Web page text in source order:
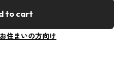
to cart
住まいの方向け